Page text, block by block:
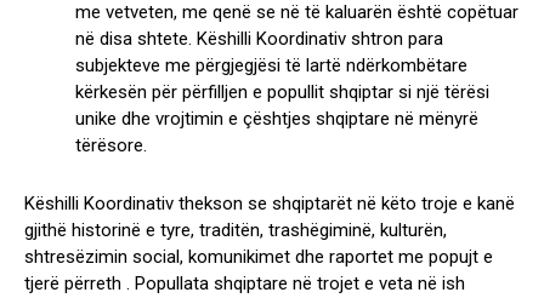
me vetveten, me qenë se në të kaluarën është copëtuar
në disa shtete. Këshilli Koordinativ shtron para
subjekteve me përgjegjësi të lartë ndërkombëtare
kërkesën për përfilljen e popullit shqiptar si një tërësi
unike dhe vrojtimin e çështjes shqiptare në mënyrë
tërësore.
Këshilli Koordinativ thekson se shqiptarët në këto troje e kanë
gjithë historinë e tyre, traditën, trashëgiminë, kulturën,
shtresëzimin social, komunikimet dhe raportet me popujt e
tjerë përreth . Popullata shqiptare në trojet e veta në ish